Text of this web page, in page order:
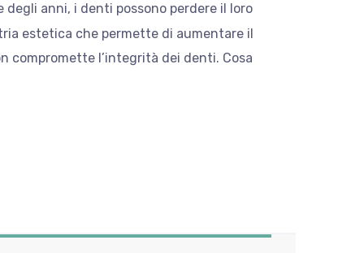
anni, i denti possono perdere il loro
estetica che permette di aumentare il
compromette l’integrità dei denti. Cosa